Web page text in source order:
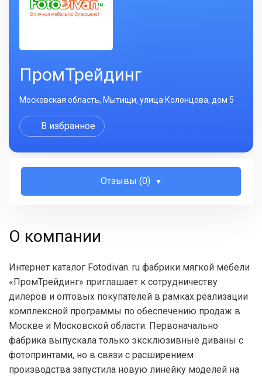
ПромТрейдинг
Московская область, Мытищи, улица Колонцова, дом 5
В избранное
Отзывы (0)
О компании
Интернет каталог Fotodivan. ru фабрики мягкой мебели
«ПромТрейдинг» приглашает к сотрудничеству
дилеров и оптовых покупателей в рамках реализации
комплексной программы по обеспечению продаж в
Москве и Московской области. Первоначально
фабрика выпускала только эксклюзивные диваны с
фотопринтами, но в связи с расширением
производства запустила новую линейку моделей на